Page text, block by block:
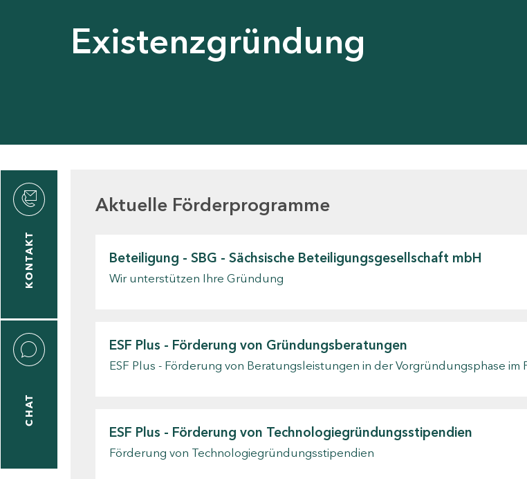
Existenzgründung
KONTAKT
CHAT
Aktuelle Förderprogramme
Beteiligung - SBG - Sächsische Beteiligungsgesellschaft mbH
Wir unterstützen Ihre Gründung
ESF Plus - Förderung von Gründungsberatungen
ESF Plus - Förderung von Beratungsleistungen in der Vorgründungsphase im
ESF Plus - Förderung von Technologiegründungsstipendien
Förderung von Technologiegründungsstipendien